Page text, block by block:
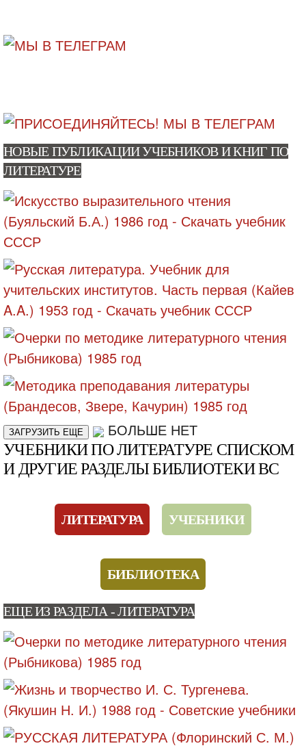
НОВЫЕ ПУБЛИКАЦИИ УЧЕБНИКОВ И КНИГ ПО
ЛИТЕРАТУРЕ
ЗАГРУЗИТЬ ЕЩЕ БОЛЬШЕ НЕТ
УЧЕБНИКИ ПО ЛИТЕРАТУРЕ СПИСКОМ
И ДРУГИЕ РАЗДЕЛЫ БИБЛИОТЕКИ ВС
ЛИТЕРАТУРА УЧЕБНИКИ
БИБЛИОТЕКА
ЕЩЕ ИЗ РАЗДЕЛА - ЛИТЕРАТУРА